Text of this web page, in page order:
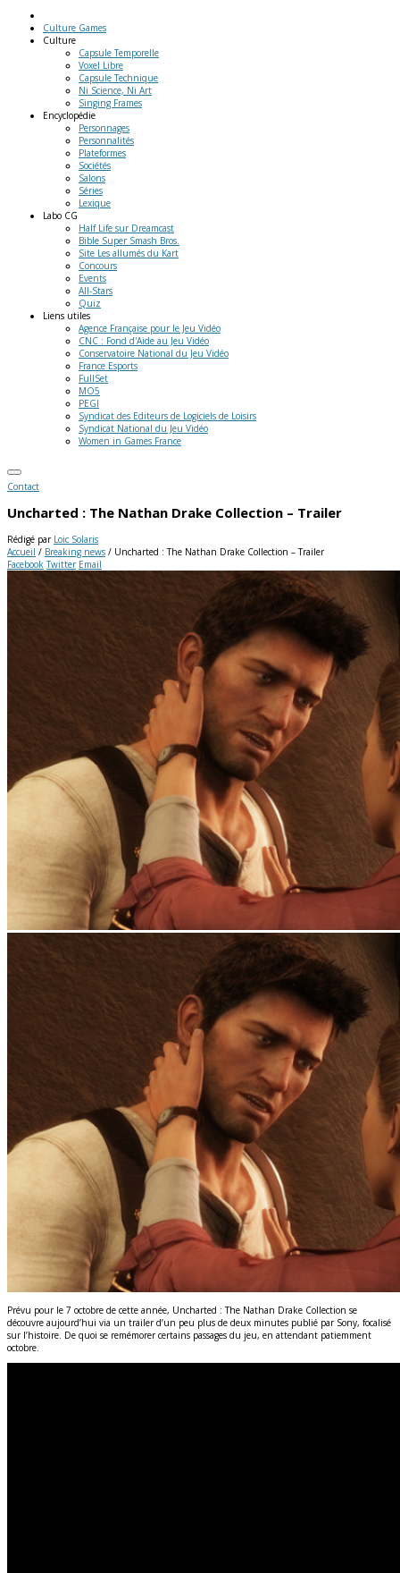
Culture Games
Culture
Capsule Temporelle
Voxel Libre
Capsule Technique
Ni Science, Ni Art
Singing Frames
Encyclopédie
Personnages
Personnalités
Plateformes
Sociétés
Salons
Séries
Lexique
Labo CG
Half Life sur Dreamcast
Bible Super Smash Bros.
Site Les allumés du Kart
Concours
Events
All-Stars
Quiz
Liens utiles
Agence Française pour le Jeu Vidéo
CNC : Fond d'Aide au Jeu Vidéo
Conservatoire National du Jeu Vidéo
France Esports
FullSet
MO5
PEGI
Syndicat des Editeurs de Logiciels de Loisirs
Syndicat National du Jeu Vidéo
Women in Games France
Contact
Uncharted : The Nathan Drake Collection – Trailer
Rédigé par Loic Solaris
Accueil / Breaking news / Uncharted : The Nathan Drake Collection – Trailer
Facebook Twitter Email
Prévu pour le 7 octobre de cette année, Uncharted : The Nathan Drake Collection se
découvre aujourd’hui via un trailer d’un peu plus de deux minutes publié par Sony, focalisé
sur l’histoire. De quoi se remémorer certains passages du jeu, en attendant patiemment
octobre.